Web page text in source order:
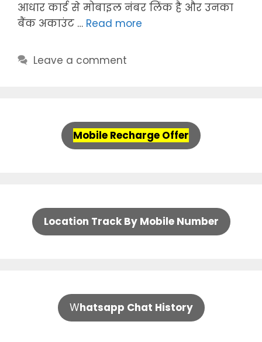
आधार कार्ड से मोबाइल नंबर लिंक है और उनका
बैंक अकाउंट … Read more
Leave a comment
Mobile Recharge Offer
Location Track By Mobile Number
Whatsapp Chat History